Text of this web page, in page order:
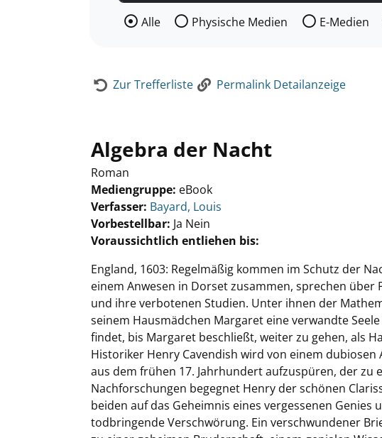
Wählen Sie die Medienart nach der Sie suchen
Alle Physische Medien E-Medien
Zur Trefferliste Permalink Detailanzeige
Algebra der Nacht
Roman
Mediengruppe: eBook
Verfasser: Suche nach diesem Verfasser
Bayard, Louis
Vorbestellbar: Ja Nein
Voraussichtlich entliehen bis:
England, 1603: Regelmäßig kommen im Schutz der
einem Anwesen in Dorset zusammen, sprechen
und ihre verbotenen Studien. Unter ihnen der
seinem Hausmädchen Margaret eine verwandte
findet, bis Margaret beschließt, weiter zu gehen, als
Historiker Henry Cavendish wird von einem
aus dem frühen 17. Jahrhundert aufzuspüren, der zu
Nachforschungen begegnet Henry der schönen
beiden auf das Geheimnis eines vergessenen
todbringende Verschwörung. Ein verschwundener